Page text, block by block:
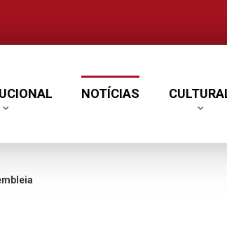
NOTÍCIAS
AGMP